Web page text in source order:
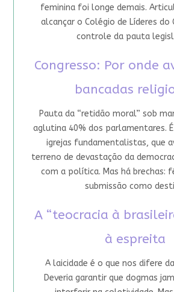
feminina foi longe demais.
alcançar o Colégio de Líderes do
controle da pauta
Congresso: Por onde
bancadas
Pauta da “retidão moral” sob
aglutina 40% dos parlamentares.
igrejas fundamentalistas, que
terreno de devastação da
com a política. Mas há brechas:
submissão como
A “teocracia à
à espreita
A laicidade é o que nos difere
Deveria garantir que dogmas